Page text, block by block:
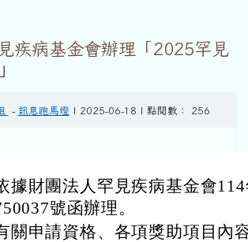
疾病基金會辦理「2025罕見
- 訊息跑馬燈| 2025-06-18 | 點閱數： 256
據財團法人罕見疾病基金會
號函辦理。
關申請資格、各項獎助項目內